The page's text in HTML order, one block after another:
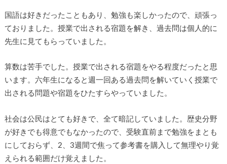
各科目毎の勉強法はどんなものでしたか？
国語は好きだったこともあり、勉強も楽しかったので、頑張
的に先生に見てもらっていました。
算数は苦手でした。授業で出される宿題をやる程度だったと
業で出される問題や宿題をひたすらやっていました。
社会は公民はとても好きで、全て暗記していました。歴史分
野が好きでも得意でもなかったので、受験直前まで勉強をま